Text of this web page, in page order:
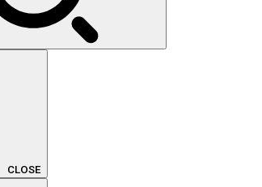
CLOSE